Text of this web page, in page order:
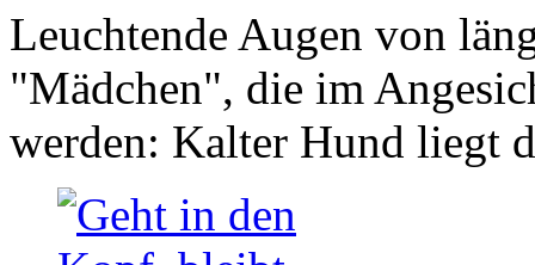
Leuchtende Augen von
"Mädchen", die im
werden: Kalter Hund liegt